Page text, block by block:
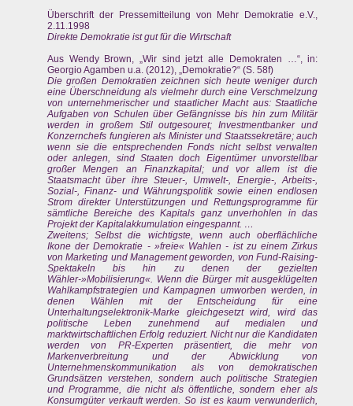
Überschrift der Pressemitteilung von Mehr Demokratie e.V.,
2.11.1998
Direkte Demokratie ist gut für die Wirtschaft
Aus Wendy Brown, „Wir sind jetzt alle Demokraten …“, in:
Georgio Agamben u.a. (2012), „Demokratie?“ (S. 58f)
Die großen Demokratien zeichnen sich heute weniger durch
eine Überschneidung als vielmehr durch eine Verschmelzung
von unternehmerischer und staatlicher Macht aus: Staatliche
Aufgaben von Schulen über Gefängnisse bis hin zum Militär
werden in großem Stil outgesouret; Investmentbanker und
Konzernchefs fungieren als Minister und Staatssekretäre; auch
wenn sie die entsprechenden Fonds nicht selbst verwalten
oder anlegen, sind Staaten doch Eigentümer unvorstellbar
großer Mengen an Finanzkapital; und vor allem ist die
Staatsmacht über ihre Steuer-, Umwelt-, Energie-, Arbeits-,
Sozial-, Finanz- und Währungspolitik sowie einen endlosen
Strom direkter Unterstützungen und Rettungsprogramme für
sämtliche Bereiche des Kapitals ganz unverhohlen in das
Projekt der Kapitalakkumulation eingespannt. …
Zweitens; Selbst die wichtigste, wenn auch oberflächliche
Ikone der Demokratie - »freie« Wahlen - ist zu einem Zirkus
von Marketing und Management geworden, von Fund-Raising-
Spektakeln bis hin zu denen der gezielten
Wähler-»Mobilisierung«. Wenn die Bürger mit ausgeklügelten
Wahlkampfstrategien und Kampagnen umworben werden, in
denen Wählen mit der Entscheidung für eine
Unterhaltungselektronik-Marke gleichgesetzt wird, wird das
politische Leben zunehmend auf medialen und
marktwirtschaftlichen Erfolg reduziert. Nicht nur die Kandidaten
werden von PR-Experten präsentiert, die mehr von
Markenverbreitung und der Abwicklung von
Unternehmenskommunikation als von demokratischen
Grundsätzen verstehen, sondern auch politische Strategien
und Programme, die nicht als öffentliche, sondern eher als
Konsumgüter verkauft werden. So ist es kaum verwunderlich,